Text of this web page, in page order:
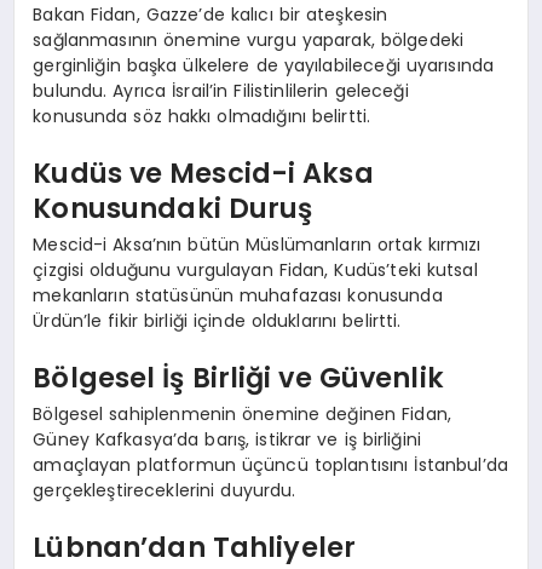
Bakan Fidan, Gazze’de kalıcı bir ateşkesin
sağlanmasının önemine vurgu yaparak, bölgedeki
gerginliğin başka ülkelere de yayılabileceği uyarısında
bulundu. Ayrıca İsrail’in Filistinlilerin geleceği
konusunda söz hakkı olmadığını belirtti.
Kudüs ve Mescid-i Aksa
Konusundaki Duruş
Mescid-i Aksa’nın bütün Müslümanların ortak kırmızı
çizgisi olduğunu vurgulayan Fidan, Kudüs’teki kutsal
mekanların statüsünün muhafazası konusunda
Ürdün’le fikir birliği içinde olduklarını belirtti.
Bölgesel İş Birliği ve Güvenlik
Bölgesel sahiplenmenin önemine değinen Fidan,
Güney Kafkasya’da barış, istikrar ve iş birliğini
amaçlayan platformun üçüncü toplantısını İstanbul’da
gerçekleştireceklerini duyurdu.
Lübnan’dan Tahliyeler